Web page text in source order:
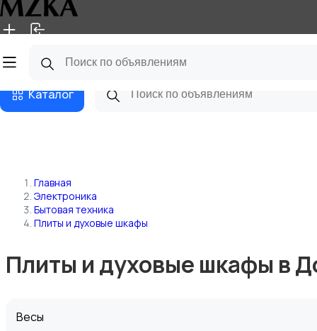
Главная Магазины
Каталог
Главная
Электроника
Бытовая техника
Плиты и духовые шкафы
Плиты и духовые шкафы в
Весы